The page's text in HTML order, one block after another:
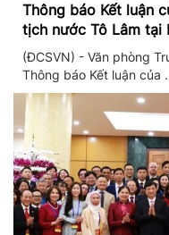
Thông báo Kết luận
tịch nước Tô Lâm tại
ương thực hiện Nghị
(ĐCSVN) - Văn phòng
Thông báo Kết luận của